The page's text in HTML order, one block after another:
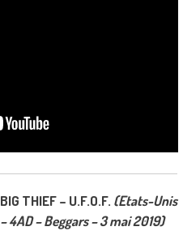
BIG THIEF – U.F.O.F. (Etats-Unis
– 4AD – Beggars – 3 mai 2019)